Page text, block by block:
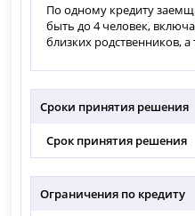
По одному кредиту
быть до 4 человек,
близких родственников,
Сроки принятия решения
Срок принятия решения
Ограничения по кредиту